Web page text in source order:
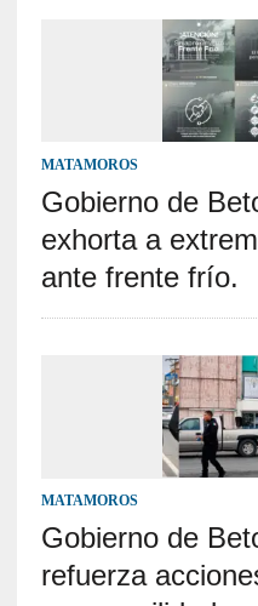
MATAMOROS
Gobierno de
exhorta a
ante frente frío.
MATAMOROS
Gobierno de
refuerza